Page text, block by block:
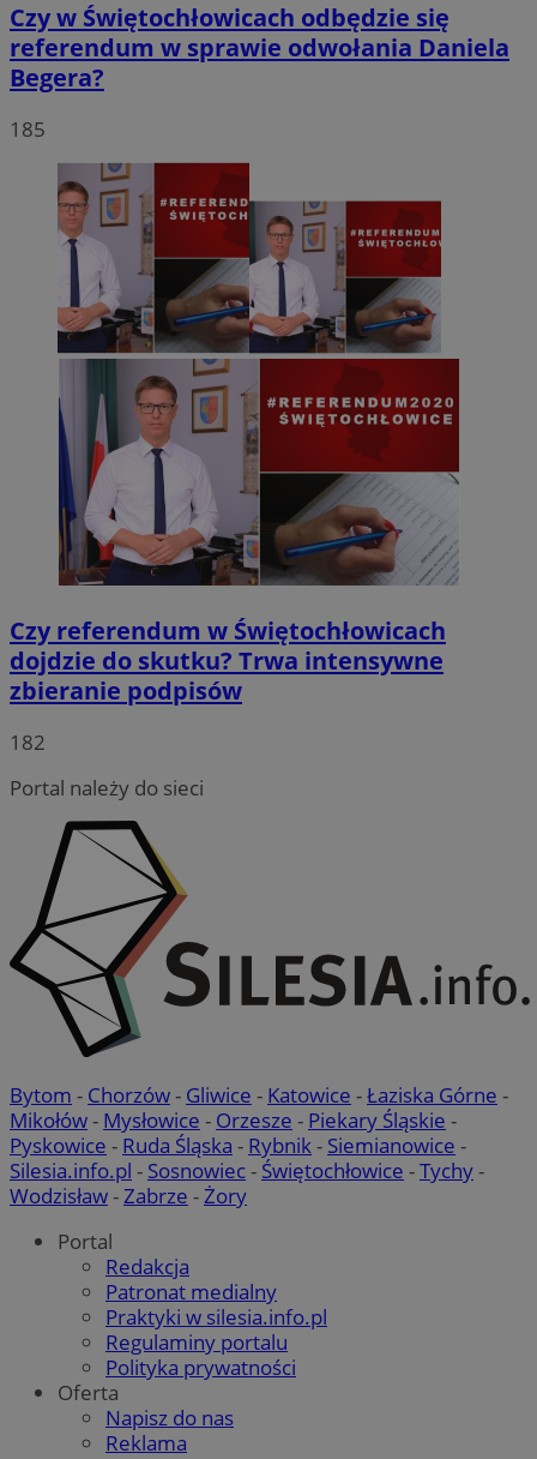
Czy w Świętochłowicach odbędzie się
referendum w sprawie odwołania Daniela
Begera?
185
Czy referendum w Świętochłowicach
dojdzie do skutku? Trwa intensywne
zbieranie podpisów
182
Portal należy do sieci
Bytom - Chorzów- Gliwice - Katowice -Łaziska Górne -
Mikołów- Mysłowice - Orzesze - Piekary Śląskie -
Pyskowice - Ruda Śląska - Rybnik- Siemianowice -
Silesia.info.pl - Sosnowiec- Świętochłowice -Tychy-
Wodzisław-Zabrze -Żory
Portal
Redakcja
Patronat medialny
Praktyki w silesia.info.pl
Regulaminy portalu
Polityka prywatności
Oferta
Napisz do nas
Reklama